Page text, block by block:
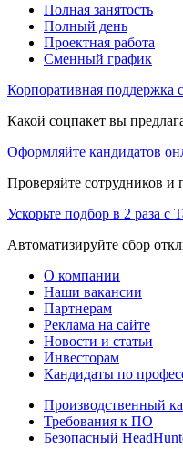
Полная занятость
Полный день
Проектная работа
Сменный график
Корпоративная поддержка
Какой соцпакет вы
Оформляйте кандидатов
Проверяйте сотрудников
Ускорьте подбор в 2 раза с
Автоматизируйте сбор
О компании
Наши вакансии
Партнерам
Реклама на сайте
Новости и статьи
Инвесторам
Кандидаты по
Производственный
Требования к ПО
Безопасный